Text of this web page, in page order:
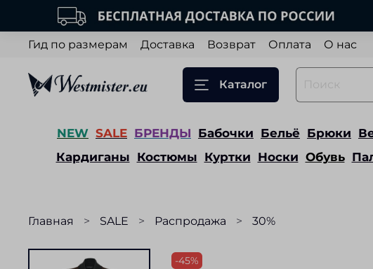
Гид по размерам Доставка Возврат Оплата О нас
Каталог
NEW SALE БРЕНДЫ Бабочки Бельё Брюки
Кардиганы Костюмы Куртки Носки Обувь
Главная SALE Распродажа 30%
-45%